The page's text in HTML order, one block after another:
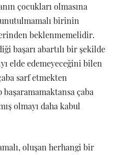
çocukları olmasına
unutulmamalı birinin
beklenmemelidir.
başarı abartılı bir şekilde
elde edemeyeceğini bilen
sarf etmekten
çaba
olmayı daha kabul
oluşan herhangi bir